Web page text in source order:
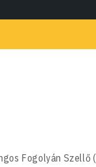
Fogolyán Szellő